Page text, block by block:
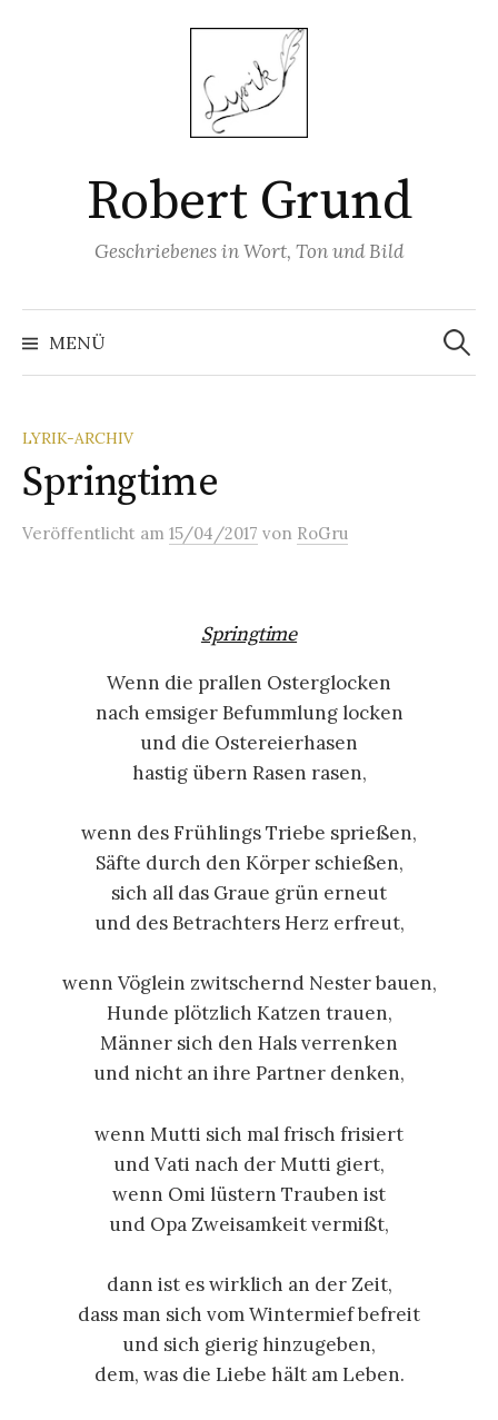
Robert Grund
Geschriebenes in Wort, Ton und Bild
MENÜ
Suchen
nach:
LYRIK-ARCHIV
Springtime
Veröffentlicht am 15/04/2017 von RoGru
Springtime
Wenn die prallen Osterglocken
nach emsiger Befummlung locken
und die Ostereierhasen
hastig übern Rasen rasen,
wenn des Frühlings Triebe sprießen,
Säfte durch den Körper schießen,
sich all das Graue grün erneut
und des Betrachters Herz erfreut,
wenn Vöglein zwitschernd Nester bauen,
Hunde plötzlich Katzen trauen,
Männer sich den Hals verrenken
und nicht an ihre Partner denken,
wenn Mutti sich mal frisch frisiert
und Vati nach der Mutti giert,
wenn Omi lüstern Trauben ist
und Opa Zweisamkeit vermißt,
dann ist es wirklich an der Zeit,
dass man sich vom Wintermief befreit
und sich gierig hinzugeben,
dem, was die Liebe hält am Leben.